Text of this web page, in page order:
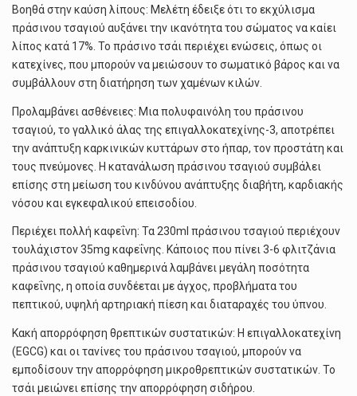
Βοηθά στην καύση λίπους: Μελέτη έδειξε ότι το εκχύλισμα
πράσινου τσαγιού αυξάνει την ικανότητα του σώματος να καίει
λίπος κατά 17%. Το πράσινο τσάι περιέχει ενώσεις, όπως οι
κατεχίνες, που μπορούν να μειώσουν το σωματικό βάρος και να
συμβάλλουν στη διατήρηση των χαμένων κιλών.
Προλαμβάνει ασθένειες: Μια πολυφαινόλη του πράσινου
τσαγιού, το γαλλικό άλας της επιγαλλοκατεχίνης-3, αποτρέπει
την ανάπτυξη καρκινικών κυττάρων στο ήπαρ, τον προστάτη και
τους πνεύμονες. Η κατανάλωση πράσινου τσαγιού συμβάλει
επίσης στη μείωση του κινδύνου ανάπτυξης διαβήτη, καρδιακής
νόσου και εγκεφαλικού επεισοδίου.
Περιέχει πολλή καφεΐνη: Τα 230ml πράσινου τσαγιού περιέχουν
τουλάχιστον 35mg καφεΐνης. Κάποιος που πίνει 3-6 φλιτζάνια
πράσινου τσαγιού καθημερινά λαμβάνει μεγάλη ποσότητα
καφεΐνης, η οποία συνδέεται με άγχος, προβλήματα του
πεπτικού, υψηλή αρτηριακή πίεση και διαταραχές του ύπνου.
Κακή απορρόφηση θρεπτικών συστατικών: Η επιγαλλοκατεχίνη
(EGCG) και οι τανίνες του πράσινου τσαγιού, μπορούν να
εμποδίσουν την απορρόφηση μικροθρεπτικών συστατικών. Το
τσάι μειώνει επίσης την απορρόφηση σιδήρου.